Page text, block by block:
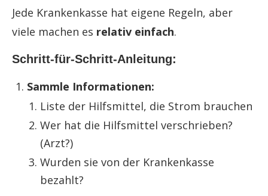
Jede Krankenkasse hat eigene Regeln, aber
viele machen es relativ einfach.
Schritt-für-Schritt-Anleitung:
Sammle Informationen:
Liste der Hilfsmittel, die Strom brauchen
Wer hat die Hilfsmittel verschrieben?
(Arzt?)
Wurden sie von der Krankenkasse
bezahlt?